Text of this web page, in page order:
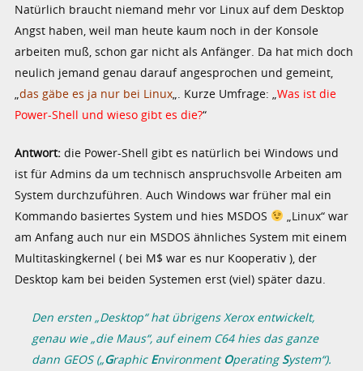
Natürlich braucht niemand mehr vor Linux auf dem Desktop
Angst haben, weil man heute kaum noch in der Konsole
arbeiten muß, schon gar nicht als Anfänger. Da hat mich doch
neulich jemand genau darauf angesprochen und gemeint,
„das gäbe es ja nur bei Linux „. Kurze Umfrage: „Was ist die
Power-Shell und wieso gibt es die?“
Antwort: die Power-Shell gibt es natürlich bei Windows und
ist für Admins da um technisch anspruchsvolle Arbeiten am
System durchzuführen. Auch Windows war früher mal ein
Kommando basiertes System und hies MSDOS
„Linux“ war
am Anfang auch nur ein MSDOS ähnliches System mit einem
Multitaskingkernel ( bei M$ war es nur Kooperativ ), der
Desktop kam bei beiden Systemen erst (viel) später dazu.
Den ersten „Desktop“ hat übrigens Xerox entwickelt,
genau wie „die Maus“, auf einem C64 hies das ganze
dann GEOS („Graphic EnvironmentOperating System“).